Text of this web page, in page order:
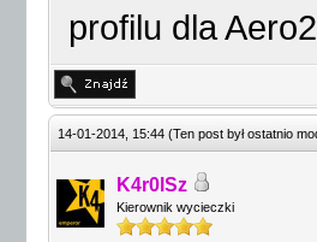
profilu dla
14-01-2014, 15:44 (Ten post był ostatnio
K4r0lSz
Kierownik wycieczki